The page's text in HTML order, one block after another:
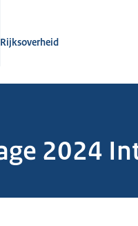
Rijksoverheid
2024